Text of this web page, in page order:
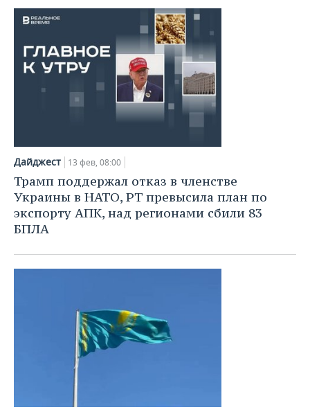
Дайджест 13 фев, 08:00
Трамп поддержал отказ в членстве
Украины в НАТО, РТ превысила план по
экспорту АПК, над регионами сбили 83
БПЛА